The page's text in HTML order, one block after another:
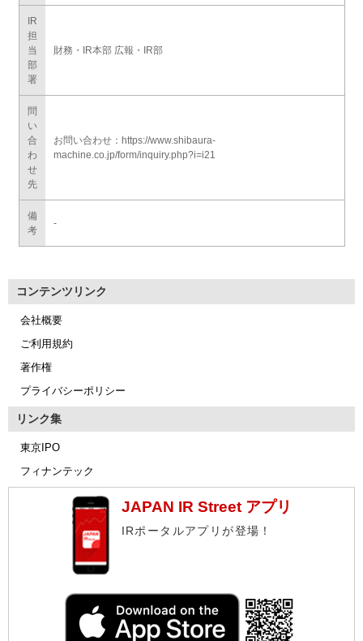
IR
担
当
部
署
財務・IR本部 広報・IR部
問
い
合
わ
せ
先
お問い合わせ： https://www.shibaura-
machine.co.jp/form/inquiry.php?i=i21
備
考
-
コンテンツリンク
会社概要
ご利用規約
著作権
プライバシーポリシー
リンク集
東京IPO
フィナンテック
JAPAN IR Street アプリ
IRポータルアプリが登場！